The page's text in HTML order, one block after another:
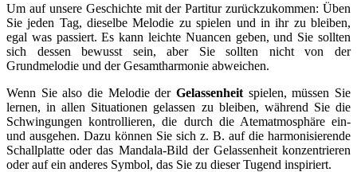
Um auf unsere Geschichte mit der Partitur zurückzukommen: Üben
Sie jeden Tag, dieselbe Melodie zu spielen und in ihr zu bleiben,
egal was passiert. Es kann leichte Nuancen geben, und Sie sollten
sich dessen bewusst sein, aber Sie sollten nicht von der
Grundmelodie und der Gesamtharmonie abweichen.
Wenn Sie also die Melodie der Gelassenheit spielen, müssen Sie
lernen, in allen Situationen gelassen zu bleiben, während Sie die
Schwingungen kontrollieren, die durch die Atematmosphäre ein-
und ausgehen. Dazu können Sie sich z. B. auf die harmonisierende
Schallplatte oder das Mandala-Bild der Gelassenheit konzentrieren
oder auf ein anderes Symbol, das Sie zu dieser Tugend inspiriert.